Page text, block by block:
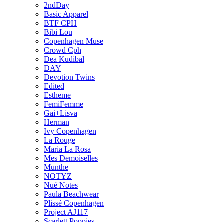
2ndDay
Basic Apparel
BTF CPH
Bibi Lou
Copenhagen Muse
Crowd Cph
Dea Kudibal
DAY
Devotion Twins
Edited
Estheme
FemiFemme
Gai+Lisva
Herman
Ivy Copenhagen
La Rouge
Maria La Rosa
Mes Demoiselles
Munthe
NOTYZ
Nué Notes
Paula Beachwear
Plissé Copenhagen
Project AJ117